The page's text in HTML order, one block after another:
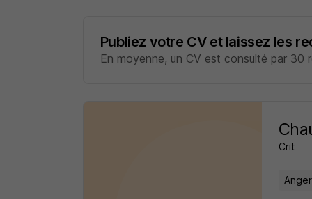
Publiez votre CV et laissez les
En moyenne, un CV est consulté par 30
Crit